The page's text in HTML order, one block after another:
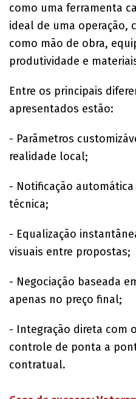
como uma ferramenta
ideal de uma operação,
como mão de obra,
produtividade e
Entre os principais
apresentados estão:
- Parâmetros
realidade local;
- Notificação
técnica;
- Equalização
visuais entre propostas;
- Negociação baseada
apenas no preço final;
- Integração direta com o
controle de ponta a
contratual.